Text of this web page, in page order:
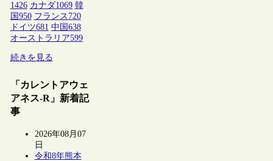
1426 カナダ1069 韓
国 950 フランス 720
ドイツ681 中国 638
オーストラリア599
続きを見る
「カレントアウェ
アネス-R」新着記
事
2026年08月07
日
令和8年熊本